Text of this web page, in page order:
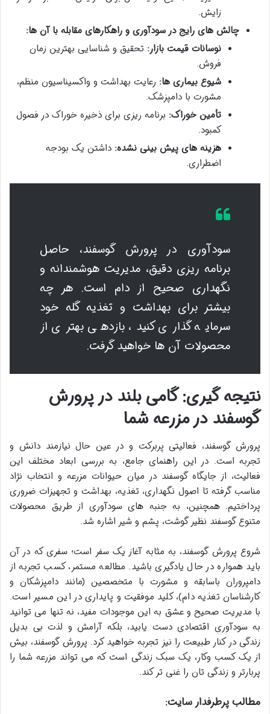
زایش.
چالش های رایج در سودآوری و راهکارهای مقابله با آن ها:
نوسانات قیمت بازار: تحقیق و شناسایی بهترین زمان
فروش.
شیوع بیماری ها: رعایت بهداشت و واکسیناسیون منظم،
مشورت با دامپزشک.
تأمین خوراک: برنامه ریزی برای ذخیره خوراک در فصول
کمبود.
هزینه های پیش بینی نشده: داشتن یک بودجه
اضطراری.
سودآوری در پرورش گوسفند، حاصل
برنامه ریزی دقیق، مدیریت هوشمندانه و
نگهداری صحیح از دام است. هر چه
بیشتر برای بهداشت و تغذیه گله خود
سرمایه گذاری کنید، بازدهی بهتری از
محصولات آن ها خواهید گرفت.
نتیجه گیری: گامی بلند در پرورش
گوسفند در مزرعه شما
پرورش گوسفند، فعالیتی پربرکت و در عین حال نیازمند دانش و
تجربه است. در این راهنمای جامع، به بررسی ابعاد مختلف این
فعالیت، از جایگاه گوسفند در میان حیوانات مزرعه و انتخاب نژاد
مناسب گرفته تا اصول نگهداری، تغذیه، بهداشت و تجهیزات ضروری
پرداختیم. همچنین، به جنبه های سودآوری از طریق محصولات
متنوع گوسفند نظیر گوشت، پشم و شیر اشاره شد.
شروع پرورش گوسفند، به مثابه آغاز یک سفر است؛ سفری که در آن
باید همواره در حال یادگیری باشید. مطالعه مستمر، کسب تجربه از
دامپروران باسابقه و مشورت با متخصصین (مانند دامپزشکان و
کارشناسان تغذیه دام)، کلید موفقیت و پایداری در این مسیر است.
با مدیریت صحیح و عشق به این موجودات مفید، نه تنها می توانید
به سودآوری اقتصادی دست یابید، بلکه آرامش و لذت بی بدیل
زندگی در کنار طبیعت را نیز تجربه خواهید کرد. پرورش گوسفند، بیش
از یک کسب وکار، یک سبک زندگی است که می تواند مزرعه شما را
پربارتر و زندگی تان را غنی تر کند.
مطالب پرطرفدار سایت: